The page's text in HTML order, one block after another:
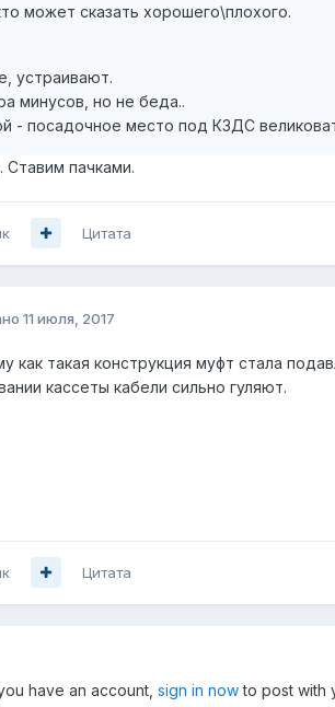
может сказать хорошего\плохого.
устраивают.
минусов, но не беда..
- посадочное место под КЗДС
пачками.
Цитата
11 июля, 2017
как такая конструкция муфт стала
кассеты кабели сильно гуляют.
Цитата
have an account, sign in nowto post with